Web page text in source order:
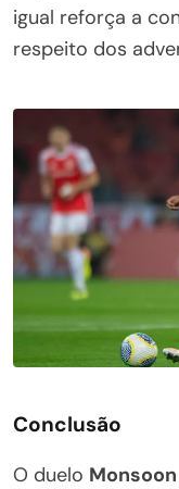
igual reforça a
respeito dos
Conclusão
O duelo